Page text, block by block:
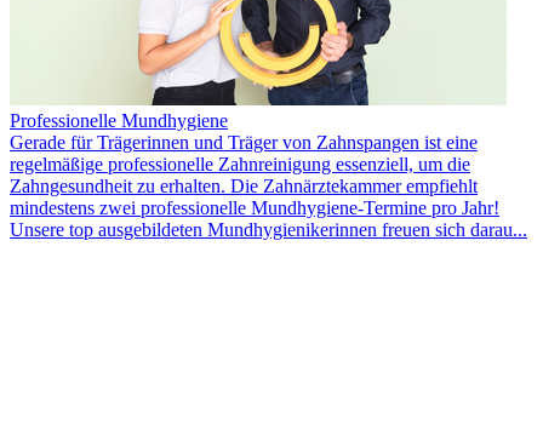
Professionelle Mundhygiene
Gerade für Trägerinnen und Träger von Zahnspangen ist eine
regelmäßige professionelle Zahnreinigung essenziell, um die
Zahngesundheit zu erhalten. Die Zahnärztekammer empfiehlt
mindestens zwei professionelle Mundhygiene-Termine pro Jahr!
Unsere top ausgebildeten Mundhygienikerinnen freuen sich darau...